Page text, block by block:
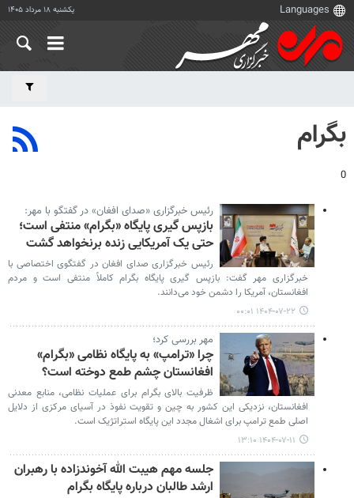
یکشنبه ۱۸ مرداد ۱۴۰۵
بگرام
0
رئیس خبرگزاری «صدای افغان» در گفتگو با مهر:
بازپس گیری پایگاه «بگرام» منتفی است؛
حتی یک آمریکایی زنده برنخواهد گشت
رئیس خبرگزاری صدای افغان در گفتگوی اختصاصی با
خبرگزاری مهر گفت: بازپس گیری پایگاه بگرام کاملاً منتفی است و مردم
افغانستان، آمریکا را دشمن خود می‌دانند.
۱۴۰۴-۰۷-۲۲ ۰۰:۰۱
مهر بررسی کرد؛
چرا «ترامپ» به پایگاه نظامی «بگرام»
افغانستان چشم طمع دوخته‌ است؟
ظرفیت بالای بگرام برای عملیات نظامی، منابع معدنی
افغانستان، نزدیکی این کشور به چین و تقویت نفوذ در آسیای مرکزی از دلایل
اصلی طمع ترامپ برای اشغال مجدد این پایگاه استراتژیک است.
۱۴۰۴-۰۷-۱۱ ۱۳:۱۰
جلسه مهم هیبت الله آخوندزاده با رهبران
ارشد طالبان درباره پایگاه بگرام